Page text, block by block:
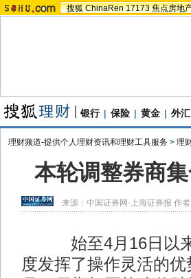
搜狐 ChinaRen 17173 焦点房地
银行 | 保险 | 黄金 | 外汇
理财频道-提供个人理财资讯和理财工具服务 > 理
本轮调整券商
来源： 中国证券网·上海证券报 作
始至4月16日以来
度发挥了操作灵活的